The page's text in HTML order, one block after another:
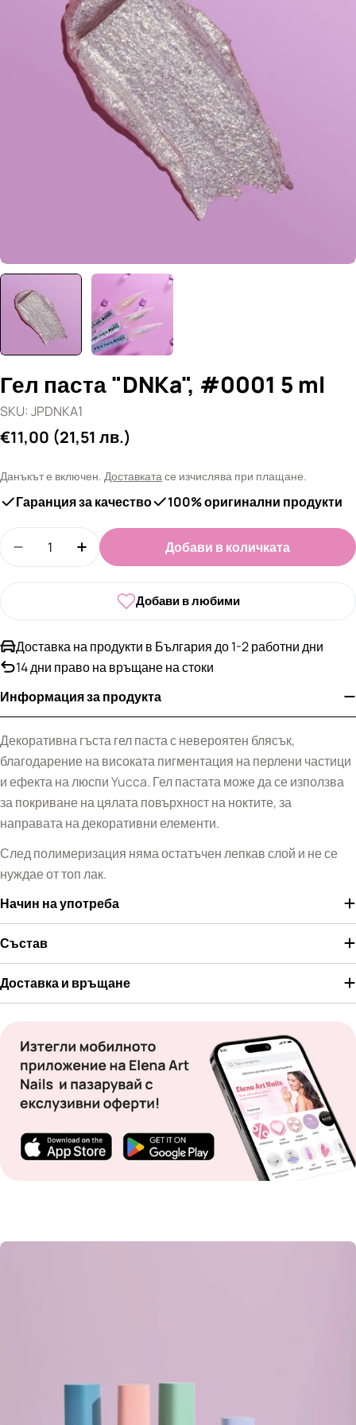
медия 0 в прозорец
Гел паста "DNKa", #0001 5 ml
SKU: JPDNKA1
Редовна
€11,00 (21,51 лв.)
Данъкът е включен. Доставката се изчислява при плащане.
Гаранция за качество 100% оригинални продукти
Намали количеството за Гел паста
Увеличи количеството за Гел паста
Добави в количката
Добави в любими
Доставка на продукти в България до 1-2 работни дни
14 дни право на връщане на стоки
Информация за продукта
Декоративна гъста гел паста с невероятен блясък,
благодарение на високата пигментация на перлени частици
и ефекта на люспи Yucca. Гел пастата може да се използва
за покриване на цялата повърхност на ноктите, за
направата на декоративни елементи.
След полимеризация няма остатъчен лепкав слой и не се
нуждае от топ лак.
Начин на употреба
Състав
Доставка и връщане